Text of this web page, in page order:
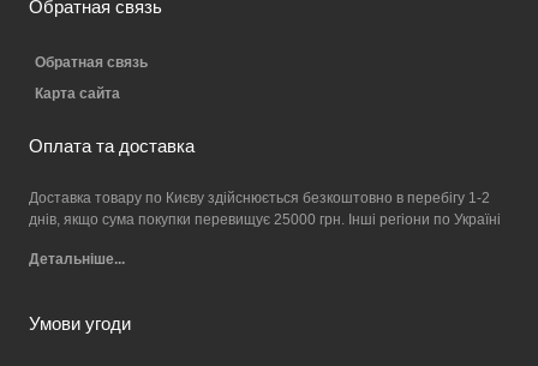
Обратная связь
Обратная связь
Карта сайта
Оплата та доставка
Доставка товару по Києву здійснюється безкоштовно в перебігу 1-2
днів, якщо сума покупки перевищує 25000 грн. Інші регіони по Україні
Детальніше...
Умови угоди